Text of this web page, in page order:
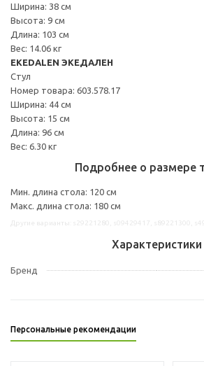
Ширина: 38 см
Высота: 9 см
Длина: 103 см
Вес: 14.06 кг
EKEDALEN ЭКЕДАЛЕН
Стул
Номер товара: 603.578.17
Ширина: 44 см
Высота: 15 см
Длина: 96 см
Вес: 6.30 кг
Подробнее о размере
Мин. длина стола: 120 см
Макс. длина стола: 180 см
Характеристики
Бренд
Персональные рекомендации